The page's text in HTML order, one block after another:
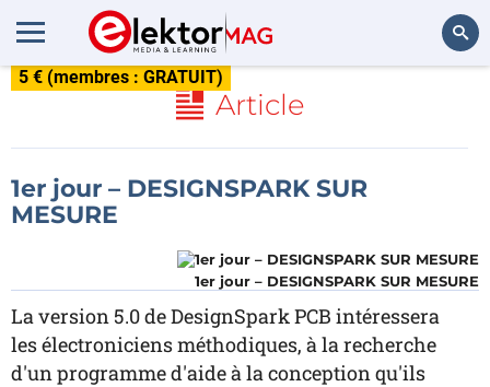
5 € (membres : GRATUIT)
Article
1er jour – DESIGNSPARK SUR
MESURE
1er jour – DESIGNSPARK SUR MESURE
La version 5.0 de DesignSpark PCB intéressera
les électroniciens méthodiques, à la recherche
d'un programme d'aide à la conception qu'ils